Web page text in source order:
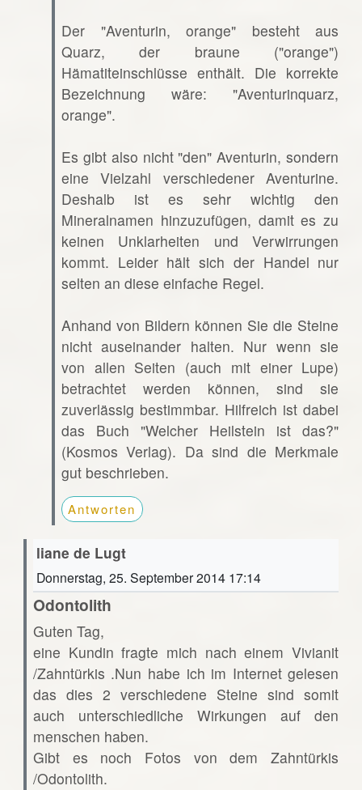
Der "Aventurin, orange" besteht aus
Quarz, der braune ("orange")
Hämatiteinschlüsse enthält. Die korrekte
Bezeichnung wäre: "Aventurinquarz,
orange".
Es gibt also nicht "den" Aventurin, sondern
eine Vielzahl verschiedener Aventurine.
Deshalb ist es sehr wichtig den
Mineralnamen hinzuzufügen, damit es zu
keinen Unklarheiten und Verwirrungen
kommt. Leider hält sich der Handel nur
selten an diese einfache Regel.
Anhand von Bildern können Sie die Steine
nicht auseinander halten. Nur wenn sie
von allen Seiten (auch mit einer Lupe)
betrachtet werden können, sind sie
zuverlässig bestimmbar. Hilfreich ist dabei
das Buch "Welcher Heilstein ist das?"
(Kosmos Verlag). Da sind die Merkmale
gut beschrieben.
Antworten
liane de Lugt
Donnerstag, 25. September 2014 17:14
Odontolith
Guten Tag,
eine Kundin fragte mich nach einem Vivianit
/Zahntürkis .Nun habe ich im Internet gelesen
das dies 2 verschiedene Steine sind somit
auch unterschiedliche Wirkungen auf den
menschen haben.
Gibt es noch Fotos von dem Zahntürkis
/Odontolith.